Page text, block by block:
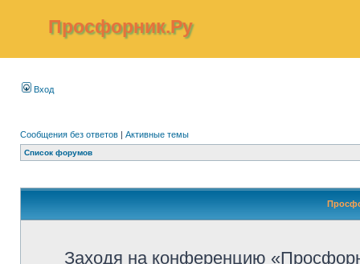
Просфорник.Ру
Вход
Сообщения без ответов | Активные темы
Список форумов
Заходя на конференцию